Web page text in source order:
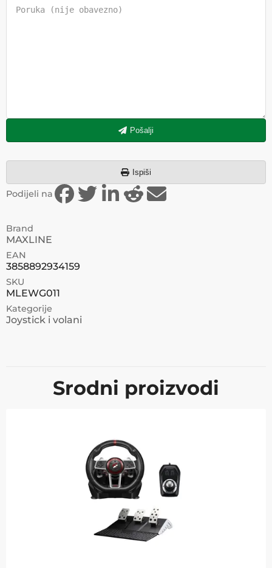
Pošalji
Ispiši
Podijeli na
Brand
MAXLINE
EAN
3858892934159
SKU
MLEWG011
Kategorije
Joystick i volani
Srodni proizvodi